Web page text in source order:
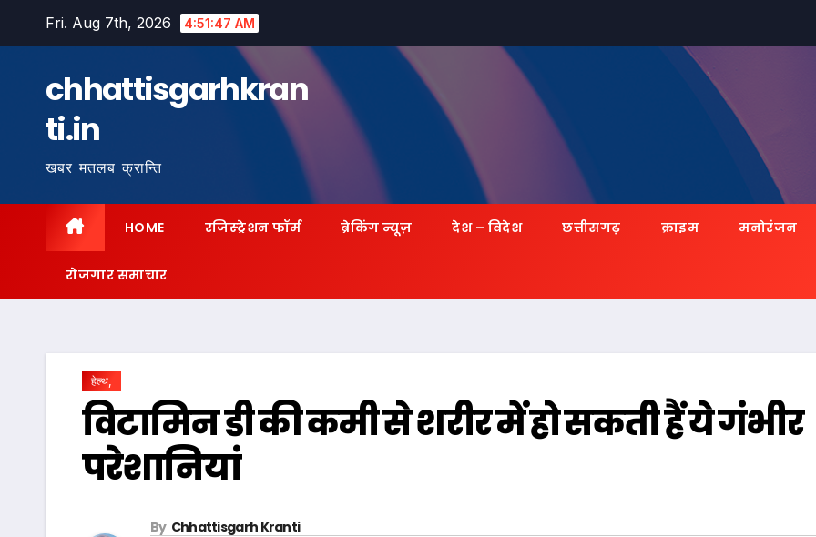
Fri. Aug 7th, 2026 4:51:49 AM
chhattisgarhkran
ti.in
खबर मतलब क्रान्ति
HOME रजिस्ट्रेशन फॉर्म ब्रेकिंग न्यूज़ देश – विदेश छत्तीसगढ़ क्राइम मनोरंजन
रोजगार समाचार
हेल्थ,
विटामिन डी की कमी से शरीर में हो सकती हैं ये गंभीर
परेशानियां
By Chhattisgarh Kranti